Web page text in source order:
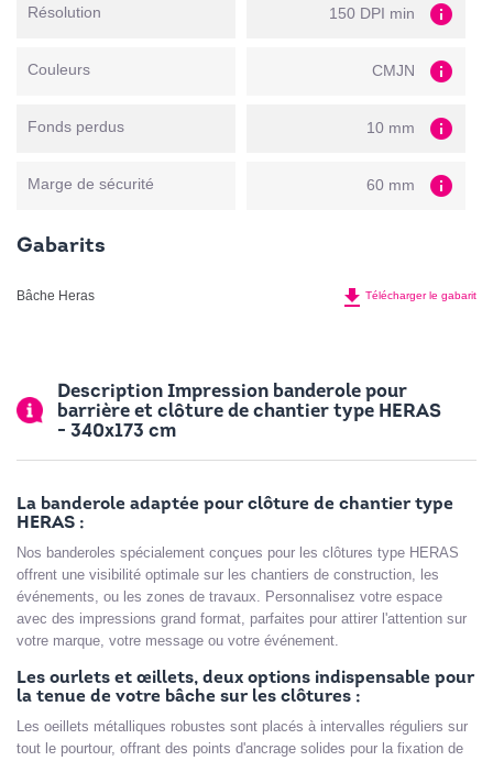
Résolution 150 DPI min info
Couleurs CMJN info
Fonds perdus 10 mm info
Marge de sécurité 60 mm info
Gabarits
Bâche Heras file_download Télécharger le gabarit
Description Impression banderole pour
barrière et clôture de chantier type HERAS
- 340x173 cm
La banderole adaptée pour clôture de chantier type
HERAS :
Nos banderoles spécialement conçues pour les clôtures type HERAS
offrent une visibilité optimale sur les chantiers de construction, les
événements, ou les zones de travaux. Personnalisez votre espace
avec des impressions grand format, parfaites pour attirer l'attention sur
votre marque, votre message ou votre événement.
Les ourlets et œillets, deux options indispensable pour
la tenue de votre bâche sur les clôtures :
Les oeillets métalliques robustes sont placés à intervalles réguliers sur
tout le pourtour, offrant des points d'ancrage solides pour la fixation de